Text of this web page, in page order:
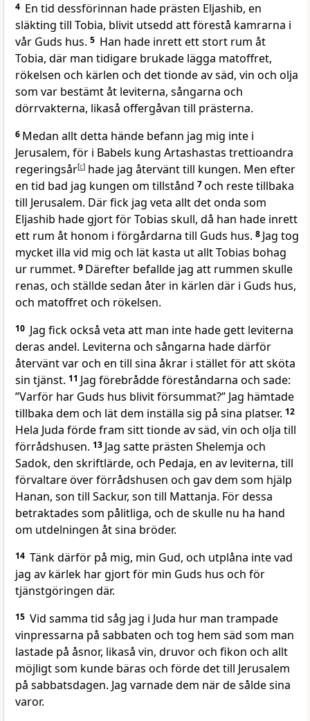
4 En tid dessförinnan hade prästen Eljashib, en
släkting till Tobia, blivit utsedd att förestå kamrarna i
vår Guds hus. 5 Han hade inrett ett stort rum åt
Tobia, där man tidigare brukade lägga matoffret,
rökelsen och kärlen och det tionde av säd, vin och olja
som var bestämt åt leviterna, sångarna och
dörrvakterna, likaså offergåvan till prästerna.
6 Medan allt detta hände befann jag mig inte i
Jerusalem, för i Babels kung Artashastas trettioandra
regeringsår[c] hade jag återvänt till kungen. Men efter
en tid bad jag kungen om tillstånd 7och reste tillbaka
till Jerusalem. Där fick jag veta allt det onda som
Eljashib hade gjort för Tobias skull, då han hade inrett
ett rum åt honom i förgårdarna till Guds hus. 8 Jag tog
mycket illa vid mig och lät kasta ut allt Tobias bohag
ur rummet. 9 Därefter befallde jag att rummen skulle
renas, och ställde sedan åter in kärlen där i Guds hus,
och matoffret och rökelsen.
10 Jag fick också veta att man inte hade gett leviterna
deras andel. Leviterna och sångarna hade därför
återvänt var och en till sina åkrar i stället för att sköta
sin tjänst. 11 Jag förebrådde föreståndarna och sade:
”Varför har Guds hus blivit försummat?” Jag hämtade
tillbaka dem och lät dem inställa sig på sina platser. 12
Hela Juda förde fram sitt tionde av säd, vin och olja till
förrådshusen. 13 Jag satte prästen Shelemja och
Sadok, den skriftlärde, och Pedaja, en av leviterna, till
förvaltare över förrådshusen och gav dem som hjälp
Hanan, son till Sackur, son till Mattanja. För dessa
betraktades som pålitliga, och de skulle nu ha hand
om utdelningen åt sina bröder.
14 Tänk därför på mig, min Gud, och utplåna inte vad
jag av kärlek har gjort för min Guds hus och för
tjänstgöringen där.
15 Vid samma tid såg jag i Juda hur man trampade
vinpressarna på sabbaten och tog hem säd som man
lastade på åsnor, likaså vin, druvor och fikon och allt
möjligt som kunde bäras och förde det till Jerusalem
på sabbatsdagen. Jag varnade dem när de sålde sina
varor.